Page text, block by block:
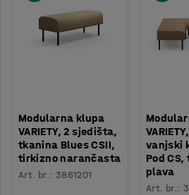
Modularna klupa
VARIETY, 2 sjedišta,
tkanina Blues CSII,
tirkizno narančasta
Art. br.: 3861201
vanjski
Pod
plava
Art. br.: